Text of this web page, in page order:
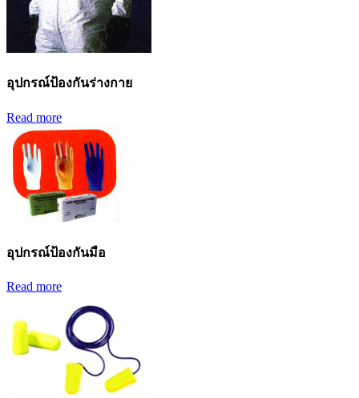
อุปกรณ์ป้องกันร่างกาย
Read more
อุปกรณ์ป้องกันมือ
Read more